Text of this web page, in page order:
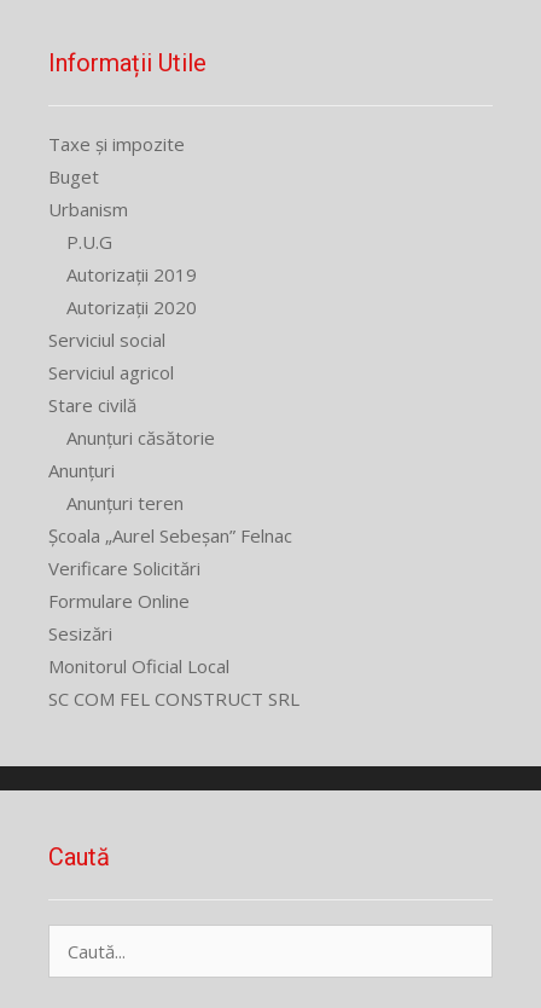
Informații Utile
Taxe și impozite
Buget
Urbanism
P.U.G
Autorizații 2019
Autorizații 2020
Serviciul social
Serviciul agricol
Stare civilă
Anunțuri căsătorie
Anunțuri
Anunțuri teren
Școala „Aurel Sebeșan” Felnac
Verificare Solicitări
Formulare Online
Sesizări
Monitorul Oficial Local
SC COM FEL CONSTRUCT SRL
Caută
după: